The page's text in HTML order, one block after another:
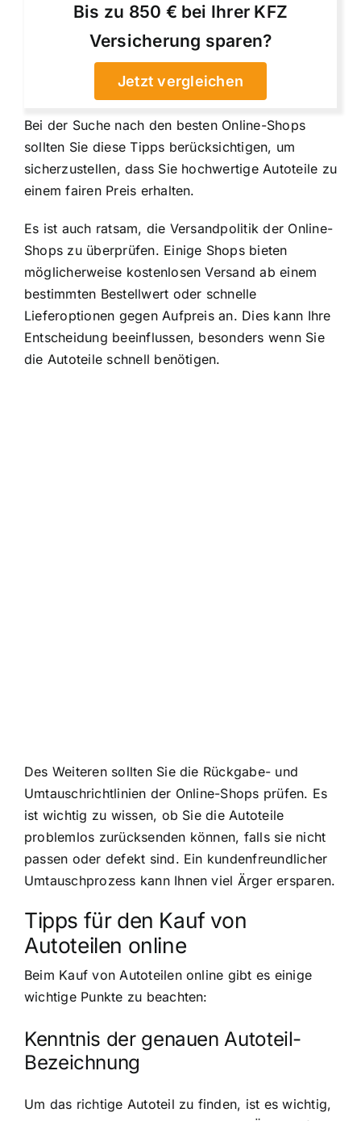
Bis zu 850 € bei Ihrer KFZ
Versicherung sparen?
Jetzt vergleichen
Bei der Suche nach den besten Online-Shops
sollten Sie diese Tipps berücksichtigen, um
sicherzustellen, dass Sie hochwertige Autoteile zu
einem fairen Preis erhalten.
Es ist auch ratsam, die Versandpolitik der Online-
Shops zu überprüfen. Einige Shops bieten
möglicherweise kostenlosen Versand ab einem
bestimmten Bestellwert oder schnelle
Lieferoptionen gegen Aufpreis an. Dies kann Ihre
Entscheidung beeinflussen, besonders wenn Sie
die Autoteile schnell benötigen.
Des Weiteren sollten Sie die Rückgabe- und
Umtauschrichtlinien der Online-Shops prüfen. Es
ist wichtig zu wissen, ob Sie die Autoteile
problemlos zurücksenden können, falls sie nicht
passen oder defekt sind. Ein kundenfreundlicher
Umtauschprozess kann Ihnen viel Ärger ersparen.
Tipps für den Kauf von
Autoteilen online
Beim Kauf von Autoteilen online gibt es einige
wichtige Punkte zu beachten:
Kenntnis der genauen Autoteil-
Bezeichnung
Um das richtige Autoteil zu finden, ist es wichtig,